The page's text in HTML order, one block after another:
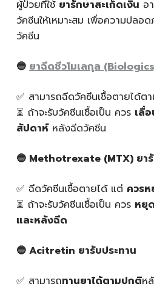
ผู้ป่วยที่ใช้ ยารักษาสะเก็ดเงิน อ
วัคซีนให้เหมาะสม เพื่อความปลอ
วัคซีน
🔵 ยาฉีดชีวโมเลกุล
✅ สามารถฉีดวัคซีนเชื้อตายได้ต
⏳ ถ้าจะรับวัคซีนเชื้อเป็น ควร เลื่
สัปดาห์หลังฉีดวัคซีน
🔵 Methotrexate (MTX) ยา
✅ ฉีดวัคซีนเชื้อตายได้ แต่ ควร
⏳ ถ้าจะรับวัคซีนเชื้อเป็น ควร หยุ
และหลังฉีด
🔵 Acitretin ยารับประทาน
✅ สามารถทานยาได้ตามปกติห